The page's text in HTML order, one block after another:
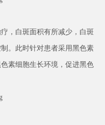
，白斑面积有所减少，白斑
。此时针对患者采用黑色素
素细胞生长环境，促进黑色